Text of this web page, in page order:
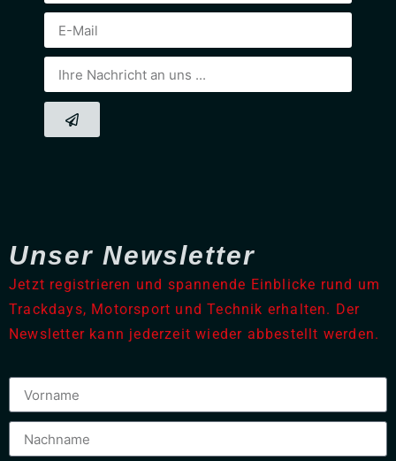
Unser Newsletter
Jetzt registrieren und spannende Einblicke rund um
Trackdays, Motorsport und Technik erhalten. Der
Newsletter kann jederzeit wieder abbestellt werden.